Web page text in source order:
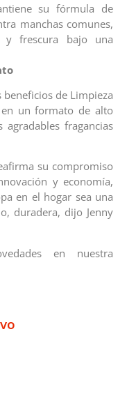
su fórmula de
manchas comunes,
y frescura bajo una
de Limpieza
un formato de alto
fragancias
su compromiso
y economía,
en el hogar sea una
duradera, dijo Jenny
en nuestra